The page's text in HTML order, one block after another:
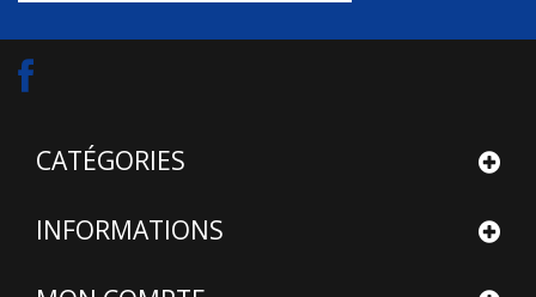
CATÉGORIES
INFORMATIONS